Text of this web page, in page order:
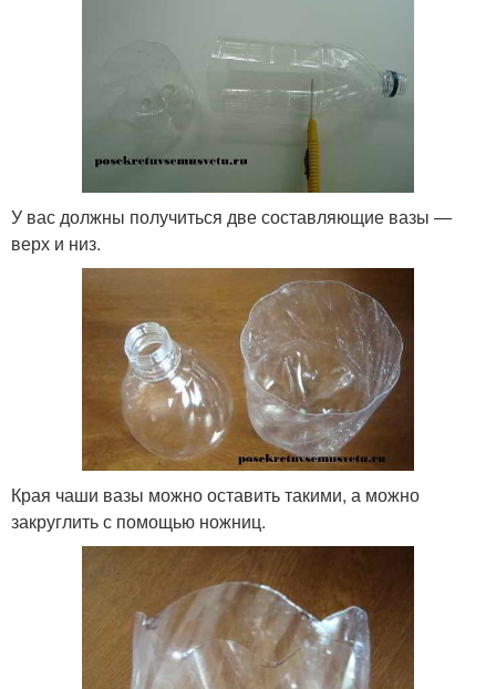
У вас должны получиться две составляющие вазы —
верх и низ.
Края чаши вазы можно оставить такими, а можно
закруглить с помощью ножниц.